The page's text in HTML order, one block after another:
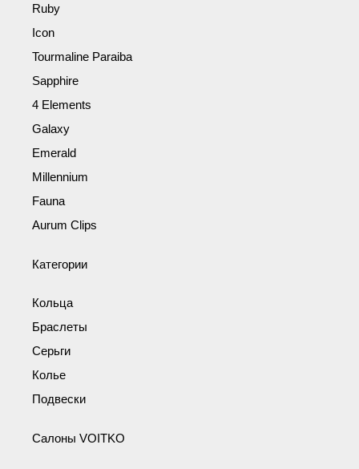
Ruby
Icon
Tourmaline Paraiba
Sapphire
4 Elements
Galaxy
Emerald
Millennium
Fauna
Aurum Clips
Категории
Кольца
Браслеты
Серьги
Колье
Подвески
Салоны VOITKO